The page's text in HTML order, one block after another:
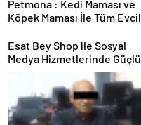
Petmona : Kedi Maması ve
Köpek Maması İle Tüm Evcil
Esat Bey Shop ile Sosyal
Medya Hizmetlerinde Güçlü